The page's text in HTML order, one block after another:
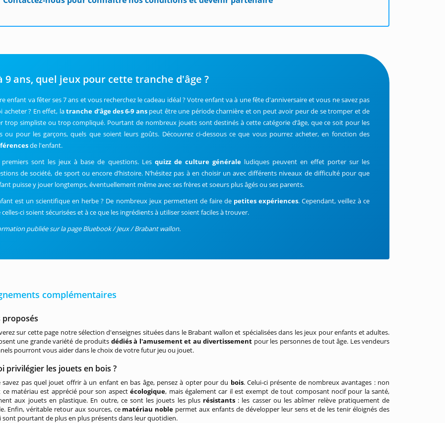
9 ans, quel jeux pour cette tranche d'âge ?
enfant va fêter ses 7 ans et vous recherchez le cadeau idéal ? Votre enfant va à une fête d'anniversaire et vous ne savez pas
acheter ? En effet, latranche d’âge des 6-9 ans peut être une période charnière et on peut avoir peur de se tromper et de
trop simpliste ou trop compliqué. Pourtant de nombreux jouets sont destinés à cette catégorie d’âge, que ce soit pour les
ou pour les garçons, quels que soient leurs goûts. Découvrez ci-dessous ce que vous pourrez acheter, en fonction des
de l'enfant.
premiers sont les jeux à base de questions. Les quizz de culture généraleludiques peuvent en effet porter sur les
de société, de sport ou encore d’histoire. N’hésitez pas à en choisir un avec différents niveaux de difficulté pour que
puisse y jouer longtemps, éventuellement même avec ses frères et soeurs plus âgés ou ses parents.
est un scientifique en herbe ? De nombreux jeux permettent de faire de petites expériences. Cependant, veillez à ce
celles-ci soient sécurisées et à ce que les ingrédients à utiliser soient faciles à trouver.
publiée sur la page Bluebook / Jeux / Brabant wallon.
complémentaires
proposés
sur cette page notre sélection d'enseignes situées dans le Brabant wallon et spécialisées dans les jeux pour enfants et adultes.
une grande variété de produits dédiés à l'amusement et au divertissement pour les personnes de tout âge. Les vendeurs
pourront vous aider dans le choix de votre futur jeu ou jouet.
privilégier les jouets en bois ?
savez pas quel jouet offrir à un enfant en bas âge, pensez à opter pour du bois. Celui-ci présente de nombreux avantages : non
ce matériau est apprécié pour son aspectécologique, mais également car il est exempt de tout composant nocif pour la santé,
aux jouets en plastique. En outre, ce sont les jouets les plus résistants : les casser ou les abîmer relève pratiquement de
Enfin, véritable retour aux sources, ce matériau noble permet aux enfants de développer leur sens et de les tenir éloignés des
sont pourtant de plus en plus présents dans leur quotidien.